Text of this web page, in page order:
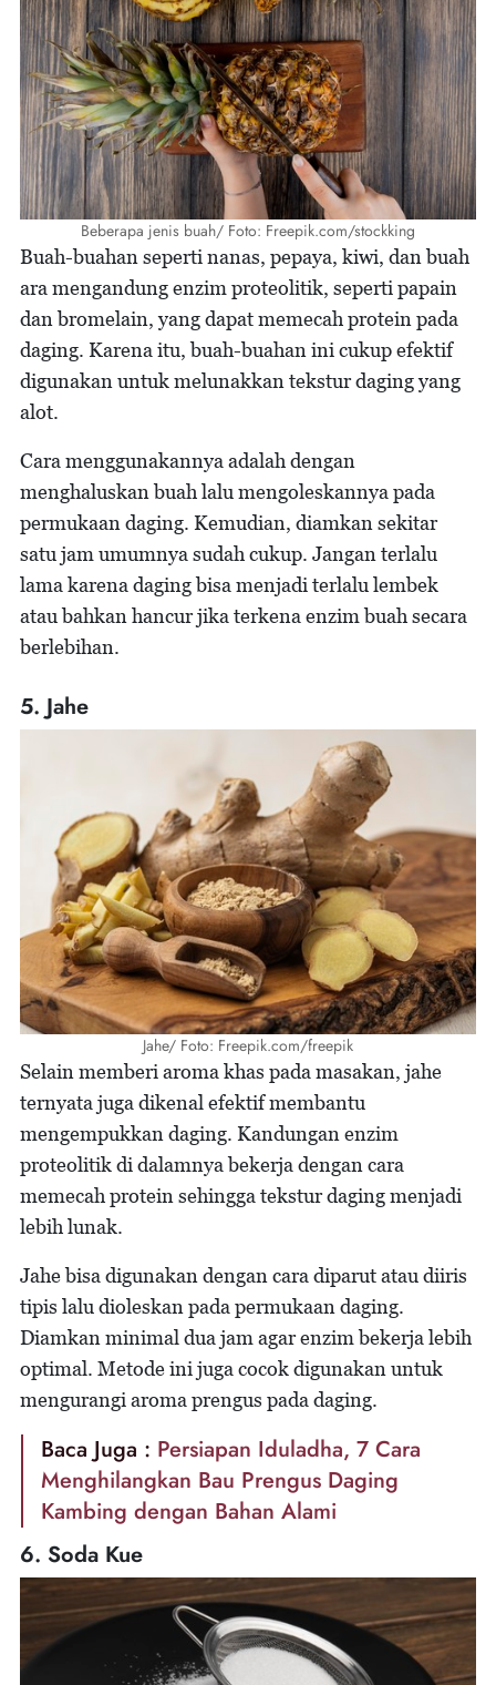
Beberapa jenis buah/ Foto: Freepik.com/stockking
Buah-buahan seperti nanas, pepaya, kiwi, dan buah
ara mengandung enzim proteolitik, seperti papain
dan bromelain, yang dapat memecah protein pada
daging. Karena itu, buah-buahan ini cukup efektif
digunakan untuk melunakkan tekstur daging yang
alot.
Cara menggunakannya adalah dengan
menghaluskan buah lalu mengoleskannya pada
permukaan daging. Kemudian, diamkan sekitar
satu jam umumnya sudah cukup. Jangan terlalu
lama karena daging bisa menjadi terlalu lembek
atau bahkan hancur jika terkena enzim buah secara
berlebihan.
5. Jahe
Jahe/ Foto: Freepik.com/freepik
Selain memberi aroma khas pada masakan, jahe
ternyata juga dikenal efektif membantu
mengempukkan daging. Kandungan enzim
proteolitik di dalamnya bekerja dengan cara
memecah protein sehingga tekstur daging menjadi
lebih lunak.
Jahe bisa digunakan dengan cara diparut atau diiris
tipis lalu dioleskan pada permukaan daging.
Diamkan minimal dua jam agar enzim bekerja lebih
optimal. Metode ini juga cocok digunakan untuk
mengurangi aroma prengus pada daging.
Baca Juga : Persiapan Iduladha, 7 Cara
Menghilangkan Bau Prengus Daging
Kambing dengan Bahan Alami
6. Soda Kue